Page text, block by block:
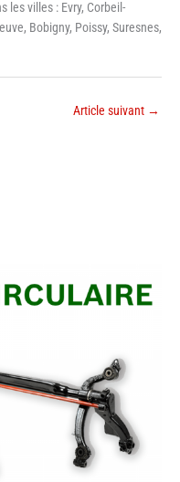
les villes : Evry, Corbeil-
Bobigny, Poissy, Suresnes,
Article suivant →